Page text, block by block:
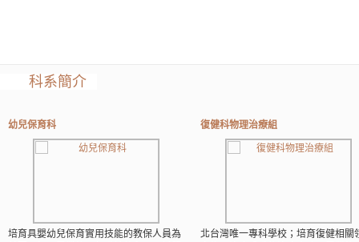
科系簡介
幼兒保育科
培育具嬰幼兒保育實用技能的教保人員為
復健科物理治療組
北台灣唯一專科學校；培育復健相關